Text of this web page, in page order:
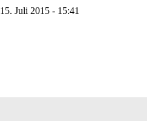
15. Juli 2015 - 15:41